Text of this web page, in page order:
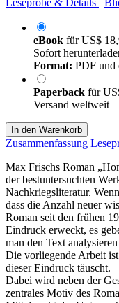
eBook fürUS$
Sofort
Format: PDF und
Paperback für
Versand weltweit
In den Warenkorb
Zusammenfassung
Max Frischs Roman
der bestuntersuchten
Nachkriegsliteratur.
dass die Anzahl neuer
Roman seit den frühen
Eindruck erweckt, es
man den Text
Die vorliegende Arbeit
dieser Eindruck täuscht.
Dabei wird neben der
zentrales Motiv des